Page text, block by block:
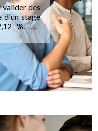
des
d'un stage
%. Un
sous
retraite et